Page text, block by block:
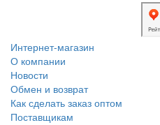
Интернет-магазин
О компании
Новости
Обмен и возврат
Как сделать заказ оптом
Поставщикам